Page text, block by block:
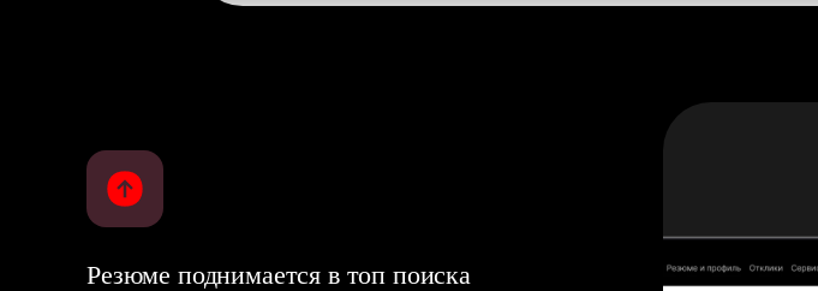
Резюме поднимается в топ поиска